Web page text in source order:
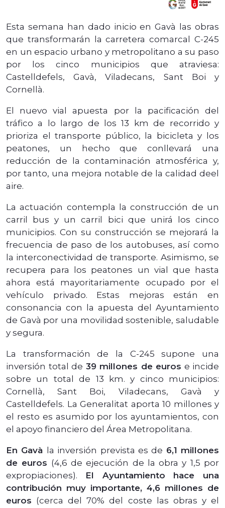
Esta semana han dado inicio en Gavà las obras
que transformarán la carretera comarcal C-245
en un espacio urbano y metropolitano a su paso
por los cinco municipios que atraviesa:
Castelldefels, Gavà, Viladecans, Sant Boi y
Cornellà.
El nuevo vial apuesta por la pacificación del
tráfico a lo largo de los 13 km de recorrido y
prioriza el transporte público, la bicicleta y los
peatones, un hecho que conllevará una
reducción de la contaminación atmosférica y,
por tanto, una mejora notable de la calidad deel
aire.
La actuación contempla la construcción de un
carril bus y un carril bici que unirá los cinco
municipios. Con su construcción se mejorará la
frecuencia de paso de los autobuses, así como
la interconectividad de transporte. Asimismo, se
recupera para los peatones un vial que hasta
ahora está mayoritariamente ocupado por el
vehículo privado. Estas mejoras están en
consonancia con la apuesta del Ayuntamiento
de Gavà por una movilidad sostenible, saludable
y segura.
La transformación de la C-245 supone una
inversión total de 39 millones de euros e incide
sobre un total de 13 km. y cinco municipios:
Cornellà, Sant Boi, Viladecans, Gavà y
Castelldefels. La Generalitat aporta 10 millones y
el resto es asumido por los ayuntamientos, con
el apoyo financiero del Área Metropolitana.
En Gavà la inversión prevista es de 6,1 millones
de euros (4,6 de ejecución de la obra y 1,5 por
expropiaciones).
El Ayuntamiento hace una
contribución muy importante, 4,6 millones de
euros (cerca del 70% del coste las obras y el